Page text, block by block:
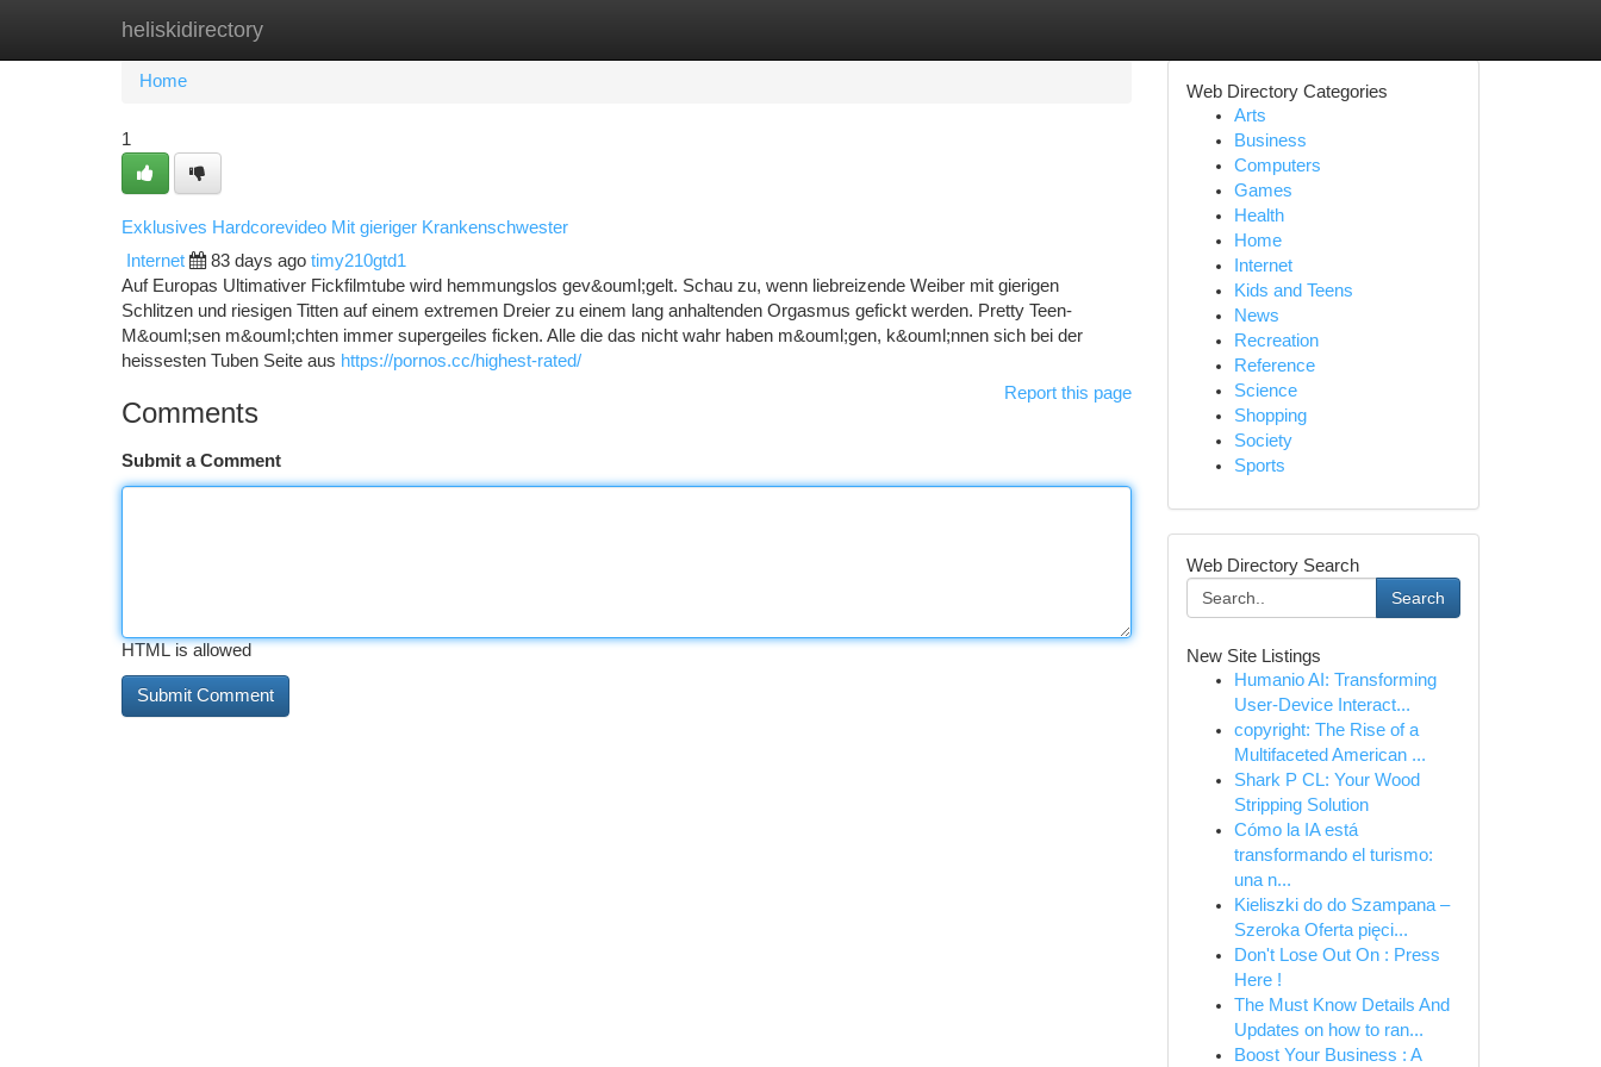
heliskidirectory
Home New Site Listings
Home
1
Exklusives Hardcorevideo Mit gieriger Krankenschwester
Internet 83 days ago timy210gtd1
Auf Europas Ultimativer Fickfilmtube wird hemmungslos gev&ouml;gelt. Schau zu, wenn liebreizende Weiber mit gierigen
Schlitzen und riesigen Titten auf einem extremen Dreier zu einem lang anhaltenden Orgasmus gefickt werden. Pretty Teen-
M&ouml;sen m&ouml;chten immer supergeiles ficken. Alle die das nicht wahr haben m&ouml;gen, k&ouml;nnen sich bei der
heissesten Tuben Seite aus https://pornos.cc/highest-rated/
Report this page
Comments
Submit a Comment
HTML is allowed
Web Directory Categories
Arts
Business
Computers
Games
Health
Home
Internet
Kids and Teens
News
Recreation
Reference
Science
Shopping
Society
Sports
Web Directory Search
Search
New Site Listings
Humanio AI: Transforming
User-Device Interact...
copyright: The Rise of a
Multifaceted American ...
Shark P CL: Your Wood
Stripping Solution
Cómo la IA está
transformando el turismo:
una n...
Kieliszki do do Szampana –
Szeroka Oferta pięci...
Don't Lose Out On : Press
Here !
The Must Know Details And
Updates on how to ran...
Boost Your Business : A